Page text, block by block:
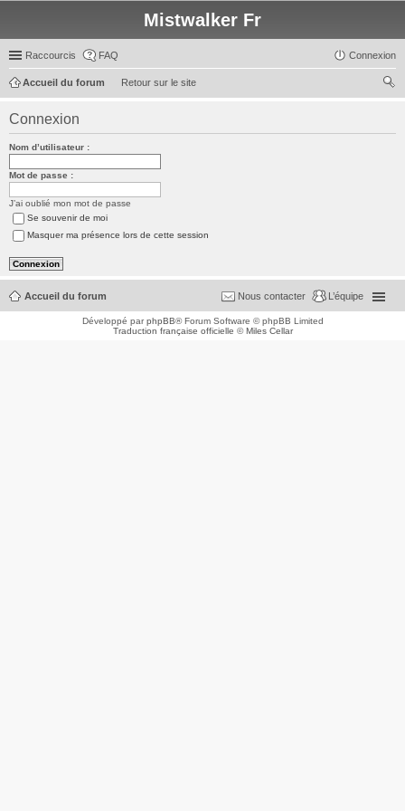
Mistwalker Fr
Raccourcis FAQ Connexion
Retour sur le site
Accueil du forum
Connexion
Nom d’utilisateur :
Mot de passe :
J’ai oublié mon mot de passe
Se souvenir de moi
Masquer ma présence lors de cette session
Accueil du forum L’équipe
Nous contacter
Développé parphpBB® Forum Software © phpBB Limited
Traduction française officielle ©Miles Cellar